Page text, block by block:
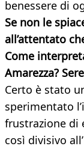
benessere di
Se non le
all’attentato
Come
Amarezza?
Certo è stato
sperimentato
frustrazione di
così divisivo